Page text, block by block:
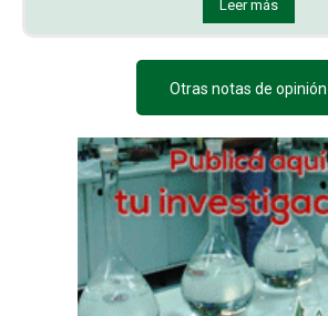
Leer más
Otras notas de opinión